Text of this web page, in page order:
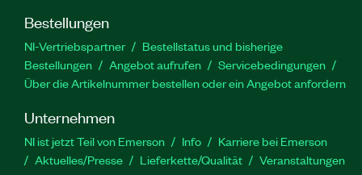
Bestellungen
NI-Vertriebspartner
Bestellstatus und bisherige
Bestellungen
Angebot aufrufen
Servicebedingungen
Über die Artikelnummer bestellen oder ein Angebot anfordern
Unternehmen
NI ist jetzt Teil von Emerson Info
Karriere bei Emerson
Aktuelles/Presse
Lieferkette/Qualität Veranstaltungen